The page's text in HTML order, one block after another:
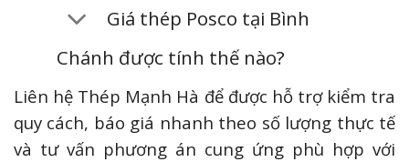
Giá thép Posco tại Bình
Chánh được tính thế nào?
Liên hệ Thép Mạnh Hà để được hỗ trợ kiểm tra
quy cách, báo giá nhanh theo số lượng thực tế
và tư vấn phương án cung ứng phù hợp với